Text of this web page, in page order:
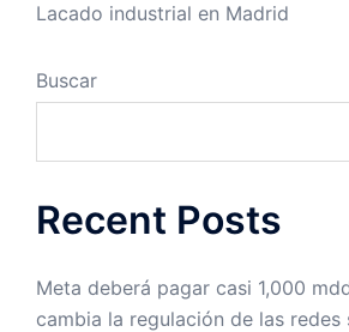
Lacado industrial en Madrid
Buscar
Recent Posts
Meta deberá pagar casi 1,000
cambia la regulación de las redes